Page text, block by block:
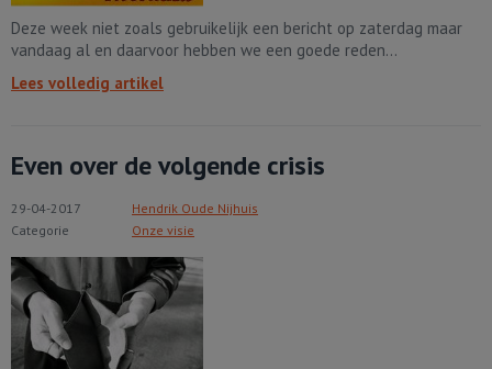
Deze week niet zoals gebruikelijk een bericht op zaterdag maar
vandaag al en daarvoor hebben we een goede reden...
Lees volledig artikel
Even over de volgende crisis
29-04-2017
Hendrik Oude Nijhuis
Categorie
Onze visie